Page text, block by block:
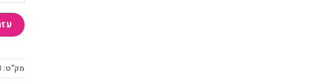
מק"ט: